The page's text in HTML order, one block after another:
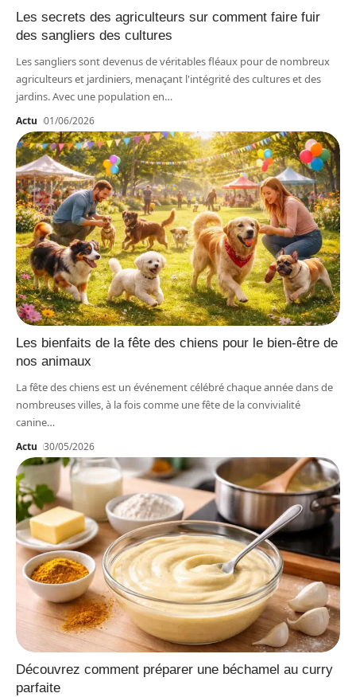
Les secrets des agriculteurs sur comment faire fuir
des sangliers des cultures
Les sangliers sont devenus de véritables fléaux pour de nombreux
agriculteurs et jardiniers, menaçant l'intégrité des cultures et des
jardins. Avec une population en…
Actu 01/06/2026
Les bienfaits de la fête des chiens pour le bien-être de
nos animaux
La fête des chiens est un événement célébré chaque année dans de
nombreuses villes, à la fois comme une fête de la convivialité
canine…
Actu 30/05/2026
Découvrez comment préparer une béchamel au curry
parfaite